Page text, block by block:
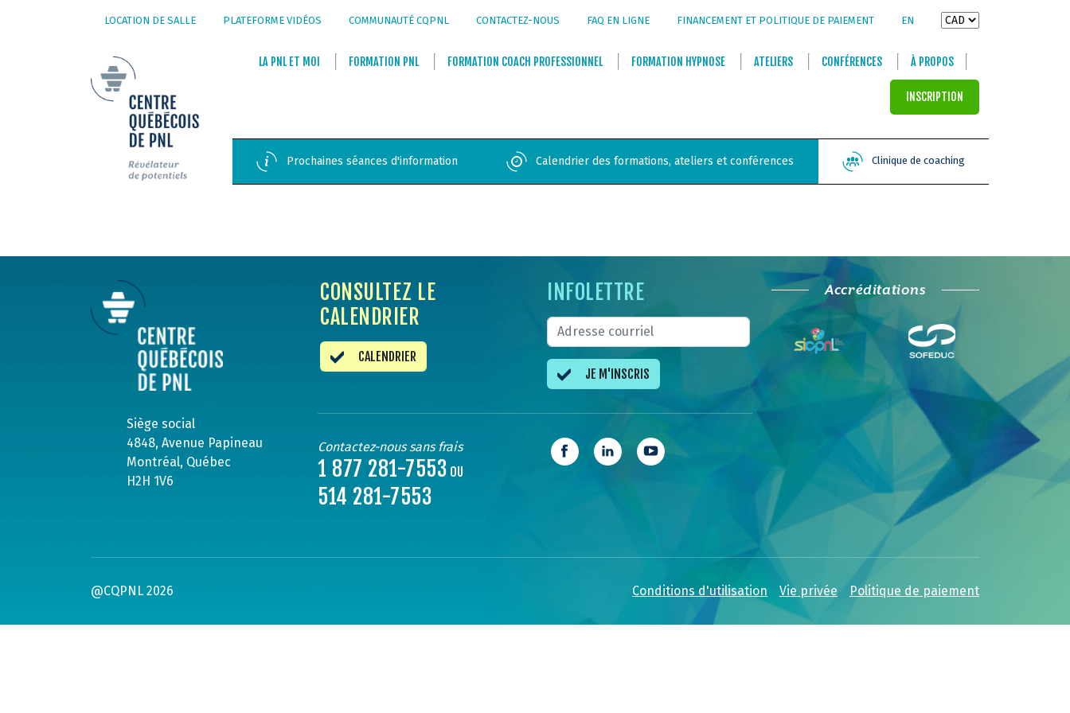
LOCATION DE SALLE PLATEFORME VIDÉOS COMMUNAUTÉ CQPNL CONTACTEZ-NOUS FAQ EN LIGNE FINANCEMENT ET POLITIQUE DE PAIEMENT EN
LA PNL ET MOI FORMATION PNL FORMATION COACH PROFESSIONNEL FORMATION HYPNOSE ATELIERS CONFÉRENCES À PROPOS
INSCRIPTION
Prochaines séances d'information Calendrier des formations, ateliers et conférences Clinique de coaching
Siège social
4848, Avenue Papineau
Montréal, Québec
H2H 1V6
CONSULTEZ LE
CALENDRIER
CALENDRIER
INFOLETTRE
JE M'INSCRIS
Contactez-nous sans frais
1 877 281-7553 OU
514 281-7553
Accréditations
@CQPNL 2026 Conditions d'utilisation Vie privée Politique de paiement